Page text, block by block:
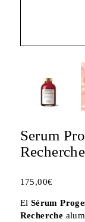
Serum
Recherche
175,00€
El Sérum
Recherche